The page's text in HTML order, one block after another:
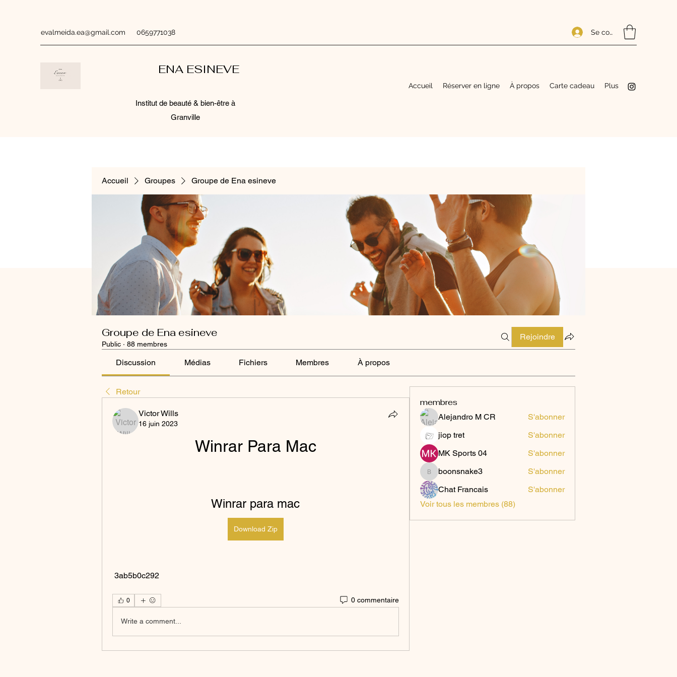
evalmeida.ea@gmail.com 0659771038 Se connecter
ENA ESINEVE
Accueil Réserver en ligne À propos Carte cadeau Plus
Institut de beauté & bien-être à
Granville
Accueil Groupes Groupe de Ena esineve
Groupe de Ena esineve
Public · 88 membres
Rejoindre
Discussion Médias Fichiers Membres À propos
Retour
Victor Wills
16 juin 2023
Winrar Para Mac
Winrar para mac
Download Zip
3ab5b0c292
0 0 commentaire
Write a comment...
membres
Alejandro M CR
S'abonner
jiop tret
S'abonner
MK Sports 04
S'abonner
boonsnake3
boonsnake3
S'abonner
Chat Francais
S'abonner
Voir tous les membres (88)